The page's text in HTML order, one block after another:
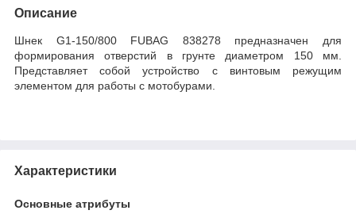
Описание
Шнек G1-150/800 FUBAG 838278 предназначен для
формирования отверстий в грунте диаметром 150 мм.
Представляет собой устройство с винтовым режущим
элементом для работы с мотобурами.
Характеристики
Основные атрибуты